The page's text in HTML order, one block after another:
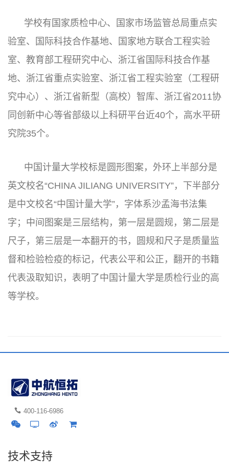
学校有国家质检中心、国家市场监管总局重点实
验室、国际科技合作基地、国家地方联合工程实验
室、教育部工程研究中心、浙江省国际科技合作基
地、浙江省重点实验室、浙江省工程实验室（工程研
究中心）、浙江省新型（高校）智库、浙江省2011协
同创新中心等省部级以上科研平台近40个，高水平研
究院35个。
中国计量大学校标是圆形图案，外环上半部分是
英文校名“CHINA JILIANG UNIVERSITY”，下半部分
是中文校名“中国计量大学”，字体系沙孟海书法集
字；中间图案是三层结构，第一层是圆规，第二层是
尺子，第三层是一本翻开的书，圆规和尺子是质量监
督和检验检疫的标记，代表公平和公正，翻开的书籍
代表汲取知识，表明了中国计量大学是质检行业的高
等学校。
400-116-6986
技术支持